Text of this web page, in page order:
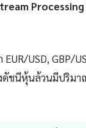
USD, GBP/
งดัชนีหุ้นล้วนมีปริม